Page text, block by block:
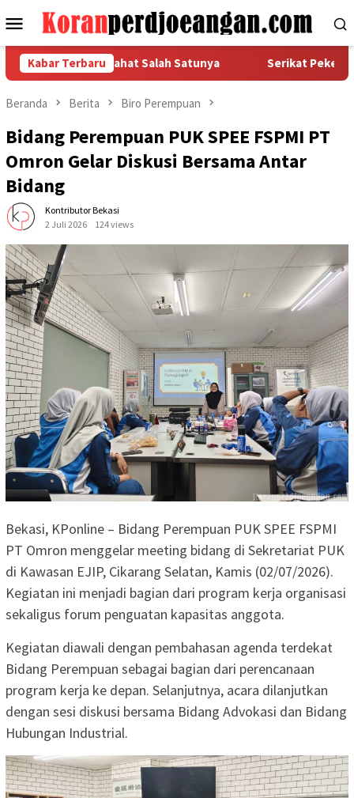
ke
Menu
Mobile
Kabar Terbaru
Istirahat Salah Satunya Serikat Pekerja FSPMI
Beranda Berita Biro Perempuan
Bidang Perempuan PUK SPEE FSPMI PT
Omron Gelar Diskusi Bersama Antar
Bidang
Kontributor Bekasi
2 Juli 2026
124 views
Bekasi, KPonline – Bidang Perempuan PUK SPEE FSPMI
PT Omron menggelar meeting bidang di Sekretariat PUK
di Kawasan EJIP, Cikarang Selatan, Kamis (02/07/2026).
Kegiatan ini menjadi bagian dari program kerja organisasi
sekaligus forum penguatan kapasitas anggota.
Kegiatan diawali dengan pembahasan agenda terdekat
Bidang Perempuan sebagai bagian dari perencanaan
program kerja ke depan. Selanjutnya, acara dilanjutkan
dengan sesi diskusi bersama Bidang Advokasi dan Bidang
Hubungan Industrial.